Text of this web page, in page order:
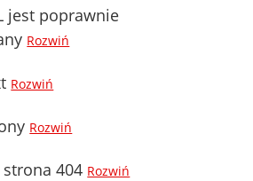
jest poprawnie
Rozwiń
Rozwiń
Rozwiń
404 Rozwiń